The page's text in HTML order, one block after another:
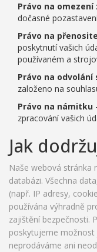
Právo na omezení
dočasné
Právo na
poskytnutí vašich
používaném a
Právo na odvolání
založeno na
Právo na námitku
zpracování vašich
Jak
Naše webová stránka
databázi. Všechna
(např. IP adresy,
používána výhradně
zajištění bezpečnosti.
poskytujeme
neprodáváme ani